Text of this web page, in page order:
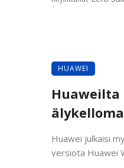
HUAWEI
Huawei julkaisi
versiota Huawei